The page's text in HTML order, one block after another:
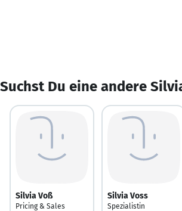
Suchst Du eine andere
Silvia Voß
Pricing & Sales
Silvia Voss
Spezialistin